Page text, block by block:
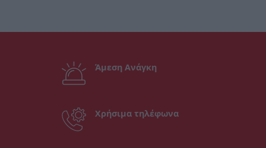
Άμεση Ανάγκη
Χρήσιμα τηλέφωνα